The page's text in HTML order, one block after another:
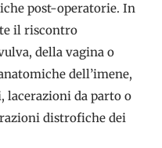
post-operatorie. In
il riscontro
della vagina o
dell’imene,
da parto o
distrofiche dei